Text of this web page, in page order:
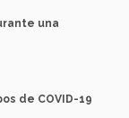
una
de COVID-19